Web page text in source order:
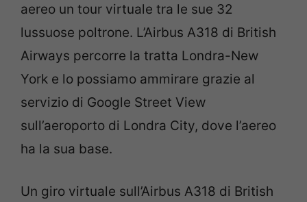
aereo un tour virtuale tra le sue 32
lussuose poltrone. L’Airbus A318 di British
Airways percorre la tratta Londra-New
York e lo possiamo ammirare grazie al
servizio di Google Street View
sull’aeroporto di Londra City, dove l’aereo
ha la sua base.
Un giro virtuale sull’Airbus A318 di British